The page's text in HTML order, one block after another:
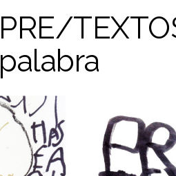
PRE/
palabra